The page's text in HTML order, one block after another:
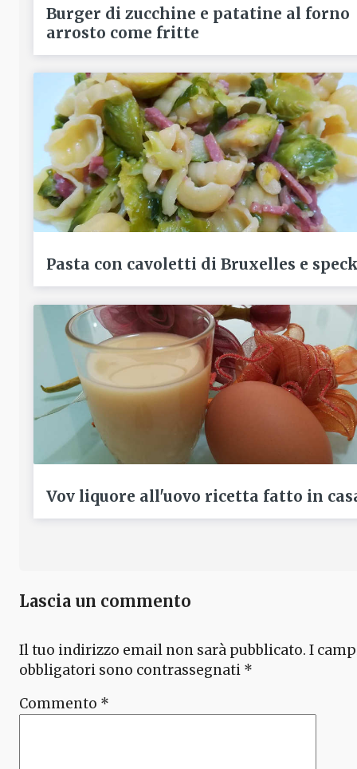
Burger di zucchine e patatine al forno
arrosto come fritte
Pasta con cavoletti di Bruxelles e
Vov liquore all'uovo ricetta fatto in
Lascia un commento
Il tuo indirizzo email non sarà pubblicato. I
obbligatori sono contrassegnati *
Commento *